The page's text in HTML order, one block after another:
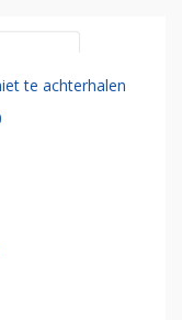
te achterhalen